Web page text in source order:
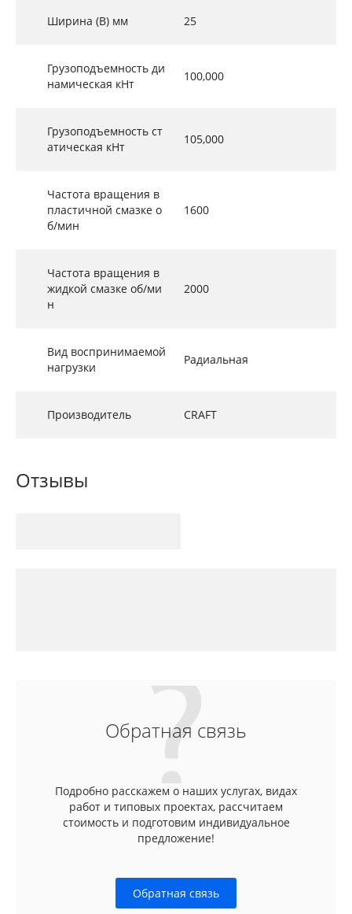
Ширина (B) мм 25
Грузоподъемность ди
намическая кНт
100,000
Грузоподъемность ст
атическая кНт
105,000
Частота вращения в
пластичной смазке о
б/мин
1600
Частота вращения в
жидкой смазке об/ми
н
2000
Вид воспринимаемой
нагрузки
Радиальная
Производитель CRAFT
Отзывы
Обратная связь
Подробно расскажем о наших услугах, видах
работ и типовых проектах, рассчитаем
стоимость и подготовим индивидуальное
предложение!
Обратная связь